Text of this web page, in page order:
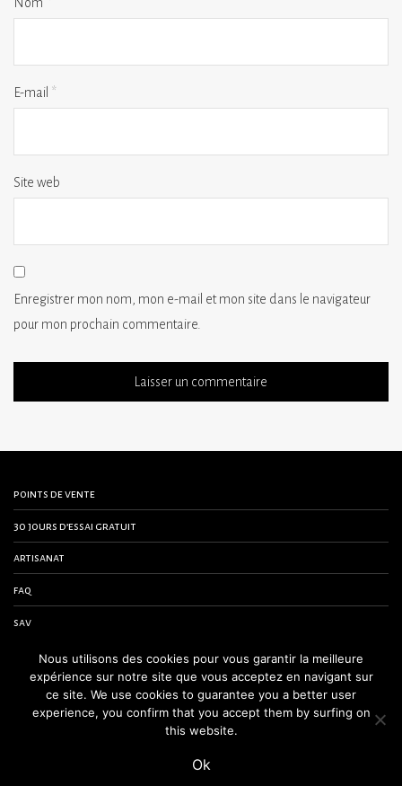
E-mail *
Site web
Enregistrer mon nom, mon e-mail et mon site dans le navigateur
pour mon prochain commentaire.
points de vente
30 jours d’essai gratuit
artisanat
faq
sav
contactez-nous
conditions générales de vente
mentions légales
Nous utilisons des cookies pour vous garantir la meilleure
expérience sur notre site que vous acceptez en navigant sur
ce site. We use cookies to guarantee you a better user
experience, you confirm that you accept them by surfing on
this website.
Ok